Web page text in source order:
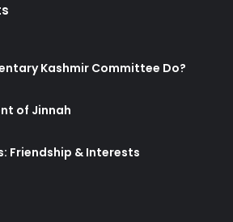
Kashmir Committee Do?
of Jinnah
Friendship & Interests